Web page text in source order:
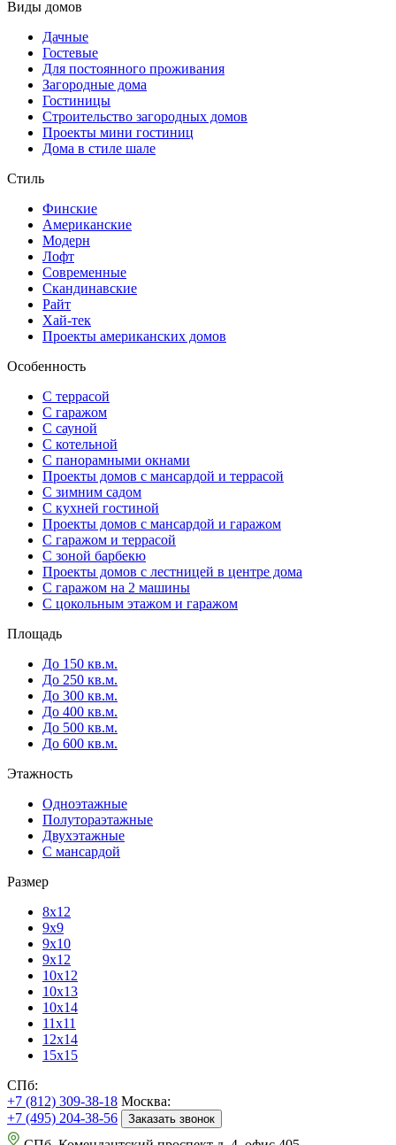
Виды домов
Дачные
Гостевые
Для постоянного проживания
Загородные дома
Гостиницы
Строительство загородных домов
Проекты мини гостиниц
Дома в стиле шале
Стиль
Финские
Американские
Модерн
Лофт
Современные
Скандинавские
Райт
Хай-тек
Проекты американских домов
Особенность
С террасой
С гаражом
С сауной
С котельной
С панорамными окнами
Проекты домов с мансардой и террасой
С зимним садом
С кухней гостиной
Проекты домов с мансардой и гаражом
С гаражом и террасой
С зоной барбекю
Проекты домов с лестницей в центре дома
С гаражом на 2 машины
С цокольным этажом и гаражом
Площадь
До 150 кв.м.
До 250 кв.м.
До 300 кв.м.
До 400 кв.м.
До 500 кв.м.
До 600 кв.м.
Этажность
Одноэтажные
Полутораэтажные
Двухэтажные
С мансардой
Размер
8х12
9х9
9х10
9х12
10х12
10х13
10х14
11х11
12х14
15х15
СПб:
+7 (812) 309-38-18 Москва:
+7 (495) 204-38-56
Заказать звонок